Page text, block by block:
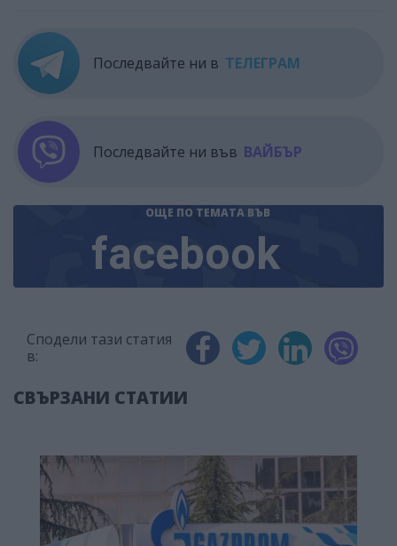
Последвайте ни в ТЕЛЕГРАМ
Последвайте ни във ВАЙБЪР
ОЩЕ ПО ТЕМАТА ВЪВ
facebook
Сподели тази статия
в:
СВЪРЗАНИ СТАТИИ